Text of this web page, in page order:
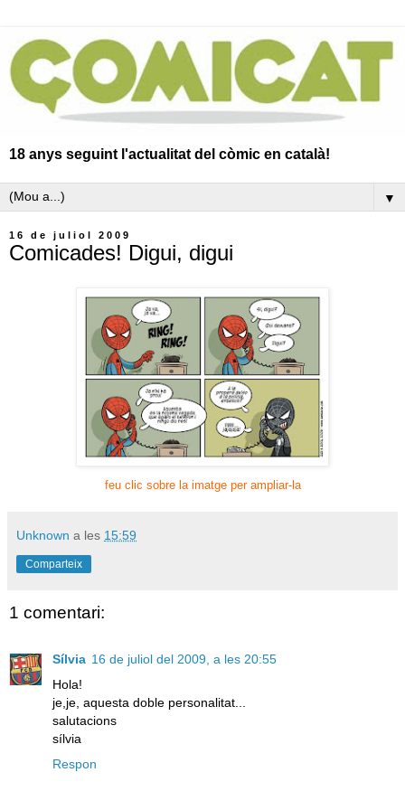
18 anys seguint l'actualitat del còmic en català!
▼
16 de juliol 2009
Comicades! Digui, digui
feu clic sobre la imatge per ampliar-la
Unknown a les 15:59
Comparteix
1 comentari:
Sílvia 16 de juliol del 2009, a les 20:55
Hola!
je,je, aquesta doble personalitat...
salutacions
sílvia
Respon